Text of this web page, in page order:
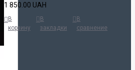
1 850.00 UAH
В
корзину
В
закладки
В
сравнение